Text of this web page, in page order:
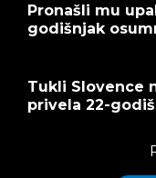
Pronašli mu
godišnjak
Tukli Slovence
privela 22-